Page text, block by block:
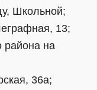
Школьной;
13;
на
36а;